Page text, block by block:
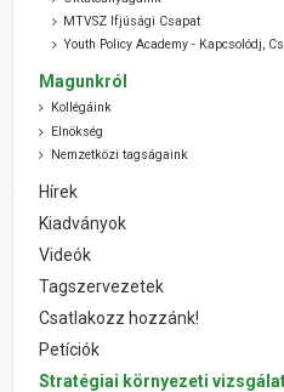
MTVSZ Ifjúsági Csapat
Youth Policy Academy - Kapcsolódj,
Magunkról
Kollégáink
Elnökség
Nemzetközi tagságaink
Hírek
Kiadványok
Videók
Tagszervezetek
Csatlakozz hozzánk!
Petíciók
Stratégiai környezeti